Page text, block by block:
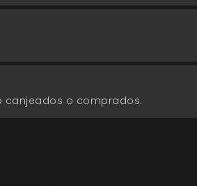
o comprados.